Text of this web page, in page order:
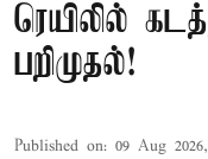
ரெயிலில்
பறிமுதல்!
Published on: 09 Aug